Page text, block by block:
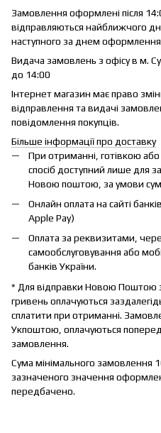
Замовлення оформлені після
відправляються найближчого
наступного за днем
Видача замовлень з офісу в м.
до 14:00
Інтернет магазин має право
відправлення та видачі
повідомлення покупців.
Більше інформації про доставку
При отриманні, готівкою
спосіб доступний лише для
Новою поштою, за умови
Онлайн оплата на сайті
Apple Pay)
Оплата за реквизитами,
самообслуговування або
банків України.
* Для відправки Новою Поштою
гривень оплачуються
сплатити при отриманні.
Укпоштою, оплачуються
замовлення.
Сума мінімального замовлення
зазначеного значення
передбачено.